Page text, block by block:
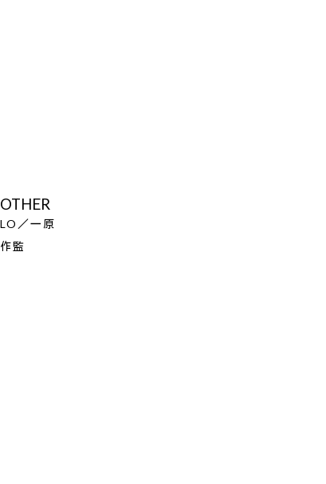
OTHER
LO／一原
作監